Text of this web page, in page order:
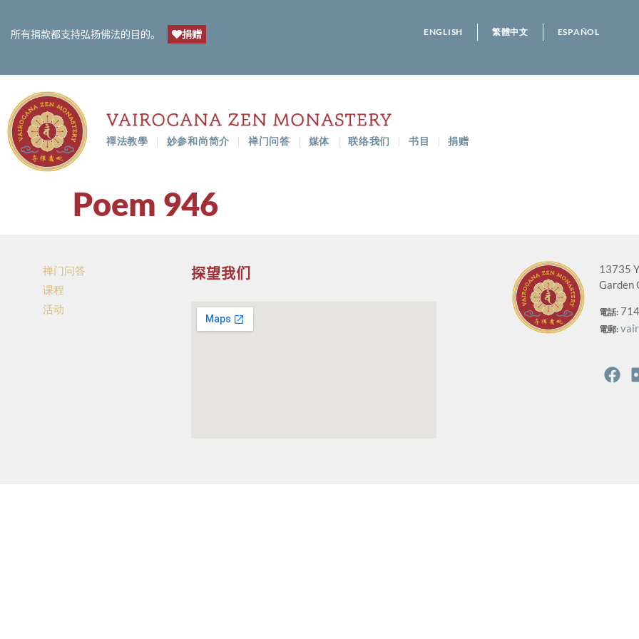
所有捐款都支持弘扬佛法的目的。 捐赠 ENGLISH 繁體中文 ESPAÑOL
禪法教學 妙参和尚简介 禅门问答 媒体 联络我们 书目 捐赠
Poem 946
禅门问答
课程
活动
探望我们
13735
Garden
電話:
電郵: